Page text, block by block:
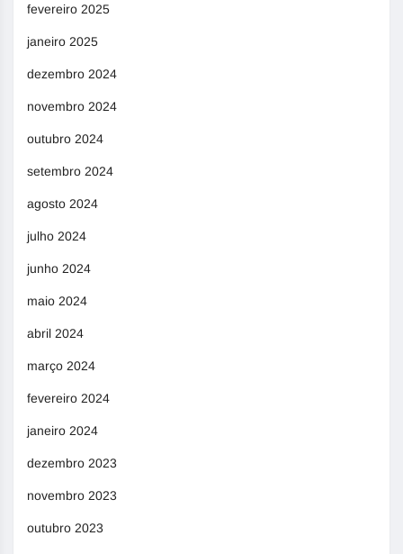
fevereiro 2025
janeiro 2025
dezembro 2024
novembro 2024
outubro 2024
setembro 2024
agosto 2024
julho 2024
junho 2024
maio 2024
abril 2024
março 2024
fevereiro 2024
janeiro 2024
dezembro 2023
novembro 2023
outubro 2023